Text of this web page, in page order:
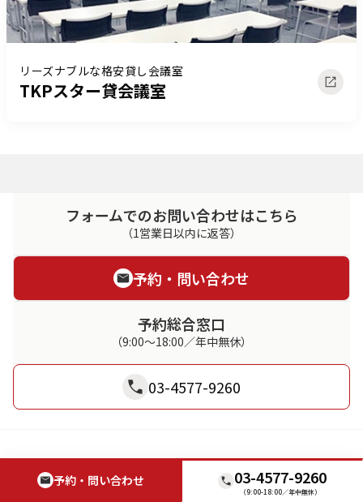
リーズナブルな格安貸し会議室
TKPスター貸会議室
フォームでのお問い合わせはこちら
（1営業日以内に返答）
予約・問い合わせ
予約総合窓口
（9:00～18:00／年中無休）
03-4577-9260
予約・問い合わせ 03-4577-9260
（9:00-18:00／年中無休）